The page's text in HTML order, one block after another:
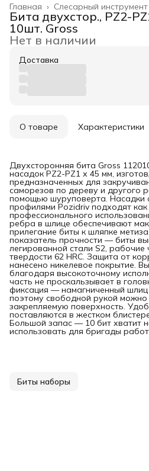
Слесарный инструмент
Главная ›
Бита двухстор., PZ2-
10шт. Gross
Нет в наличии
Доставка
О товаре Характеристики
Двухсторонняя бита Gross
насадок PZ2-PZ1 х 45 мм,
предназначенных для
саморезов по дереву и другого
помощью шуруповерта. Насадки
профилями Pozidriv подходят
профессионального
ребра в шлице обеспечивают
прилегание биты к шляпке
показатель прочности — биты
легированной стали S2, рабочие
твердости 62 HRC. Защита от
нанесено никелевое покрытие.
благодаря высокоточному
часть не проскальзывает в
фиксация — намагниченный
поэтому свободной рукой
закрепляемую поверхность.
поставляются в жестком
Большой запас — 10 бит хватит
использовать для бригады
Биты наборы